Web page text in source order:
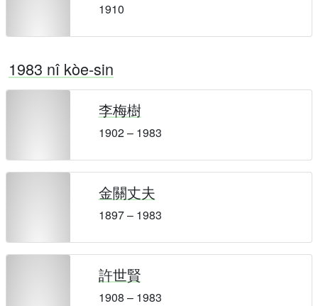
1910
1983 nî kòe-sin
李梅樹
1902 – 1983
金關丈夫
1897 – 1983
許世賢
1908 – 1983